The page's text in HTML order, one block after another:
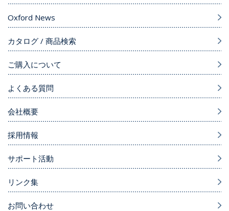
Oxford News
カタログ / 商品検索
ご購入について
よくある質問
会社概要
採用情報
サポート活動
リンク集
お問い合わせ